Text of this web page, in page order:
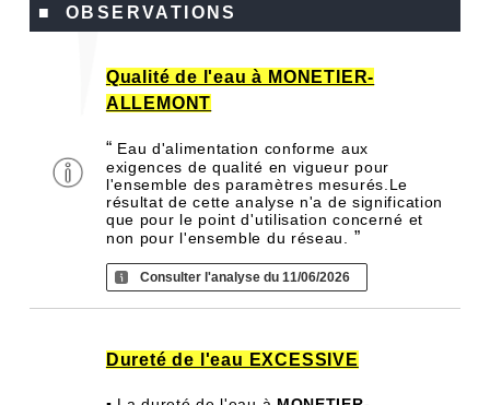
■ OBSERVATIONS
Qualité de l'eau à MONETIER-
ALLEMONT
“ Eau d'alimentation conforme aux
exigences de qualité en vigueur pour
l'ensemble des paramètres mesurés.Le
résultat de cette analyse n'a de signification
que pour le point d'utilisation concerné et
non pour l'ensemble du réseau. ”
Consulter l'analyse du 11/06/2026
Dureté de l'eau EXCESSIVE